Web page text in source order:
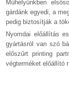
Műhelyünkben
gárdánk egyedi, a
pedig biztosítják a
Nyomdai előállítás
gyártásról van szó
előszűrt printing
végterméket előállító